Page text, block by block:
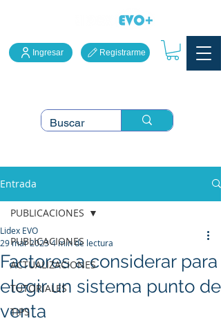
Ingresar Registrarme
Entrada
PUBLICACIONES
ACTUALIZACIONES
TUTORIALES
TIPS
PUBLICACIONES
Factores a considerar para
elegir un sistema punto de
venta
Lidex EVO
29 mar 20234 min de lectura